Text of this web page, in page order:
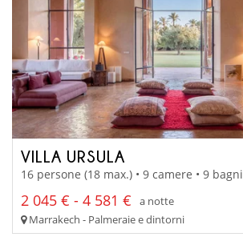
VILLA URSULA
16 persone (18 max.) • 9 camere • 9 bagni
2 045 € - 4 581 €
a notte
Marrakech - Palmeraie e dintorni